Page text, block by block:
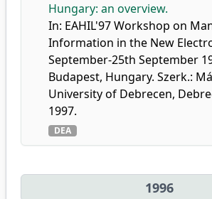
Hungary: an overview.
In: EAHIL'97 Workshop on
Information in the New
September-25th September
Budapest, Hungary. Szerk.:
University of Debrecen,
1997.
DEA
1996